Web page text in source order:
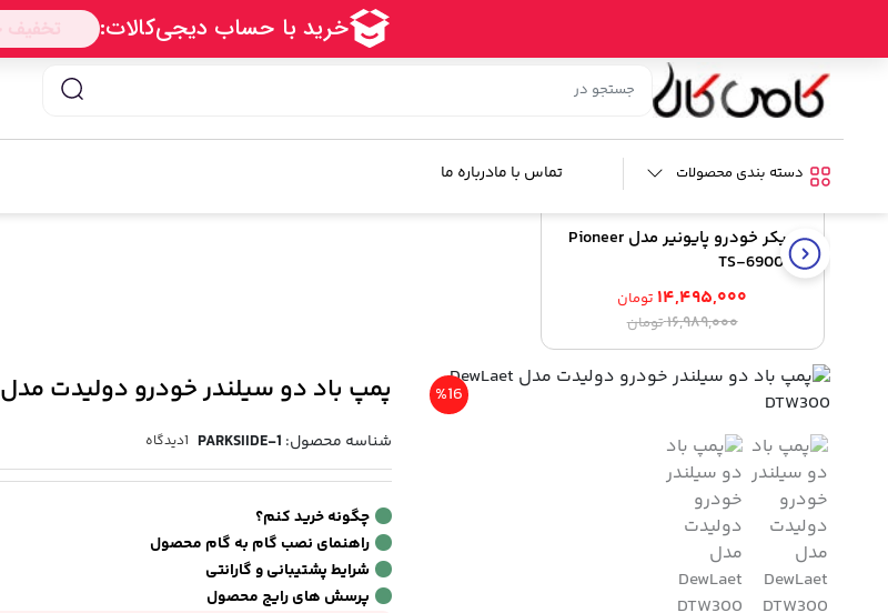
دسته بندی محصولات تماس با مادرباره ما
/ پمپ باد دو سیلندر خودرو دولیدت مدل DewLaet DTW300
کالای مشابه
%15
اسپیکر خودرو پایونیر مدل Pioneer
TS-6900 Pro
۱۶,۹۸۹,۰۰۰تومان
قیمت
اصلی:
۱۶,۹۸۹,۰۰۰ تومان
۱۴,۴۹۵,۰۰۰ تومان
قیمت
فعلی:
۱۴,۴۹۵,۰۰۰ تومان.
%16 پمپ باد دو سیلندر خودرو دولیدت مدل DewLaet DTW300
شناسه محصول: PARKSIIDE-1
1دیدگاه
چگونه خرید کنم؟
راهنمای نصب گام به گام محصول
شرایط پشتیبانی و گارانتی
پرسش های رایج محصول